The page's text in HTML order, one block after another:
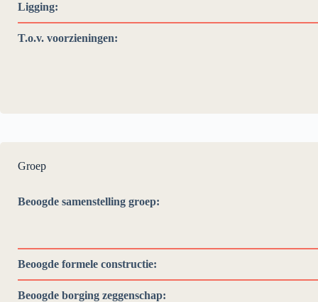
Ligging:
T.o.v. voorzieningen:
Groep
Beoogde samenstelling groep:
Beoogde formele constructie:
Beoogde borging zeggenschap: